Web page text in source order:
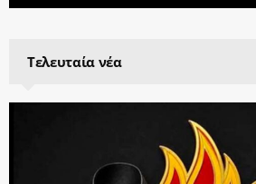
Τελευταία νέα